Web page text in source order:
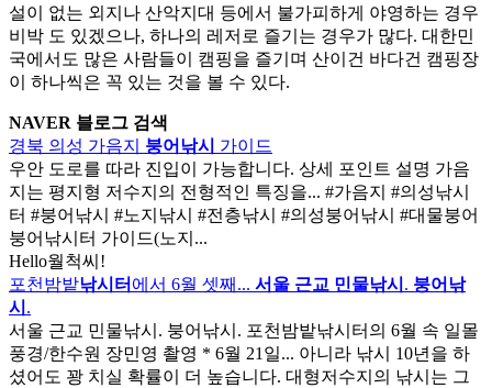
설이 없는 외지나 산악지대 등에서 불가피하게 야영하는 경우
비박 도 있겠으나, 하나의 레저로 즐기는 경우가 많다. 대한민
국에서도 많은 사람들이 캠핑을 즐기며 산이건 바다건 캠핑장
이 하나씩은 꼭 있는 것을 볼 수 있다.
NAVER 블로그 검색
경북 의성 가음지 붕어낚시
가이드
우안 도로를 따라 진입이 가능합니다. 상세 포인트 설명 가음
지는 평지형 저수지의 전형적인 특징을... #가음지 #의성낚시
터 #붕어낚시 #노지낚시 #전층낚시 #의성붕어낚시 #대물붕어
붕어낚시터 가이드(노지...
Hello월척씨!
포천밤밭낚시터 에서 6월 셋째... 서울 근교 민물낚시 . 붕어낚
시 .
서울 근교 민물낚시. 붕어낚시. 포천밤밭낚시터의 6월 속 일몰
풍경/한수원 장민영 촬영 * 6월 21일... 아니라 낚시 10년을 하
셨어도 꽝 치실 확률이 더 높습니다. 대형저수지의 낚시는 그